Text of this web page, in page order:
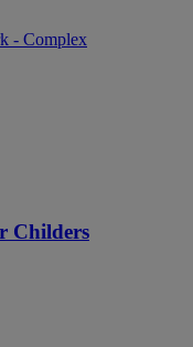
- Complex
Childers